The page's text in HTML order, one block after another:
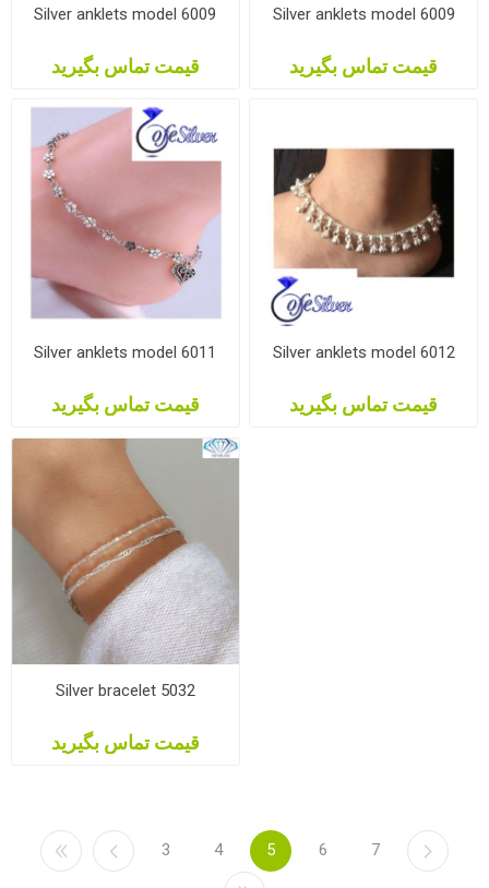
Silver anklets model 6009
قیمت تماس بگیرید
Silver anklets model 6009
قیمت تماس بگیرید
Silver anklets model 6011
قیمت تماس بگیرید
Silver anklets model 6012
قیمت تماس بگیرید
Silver bracelet 5032
قیمت تماس بگیرید
3 4 5 6 7